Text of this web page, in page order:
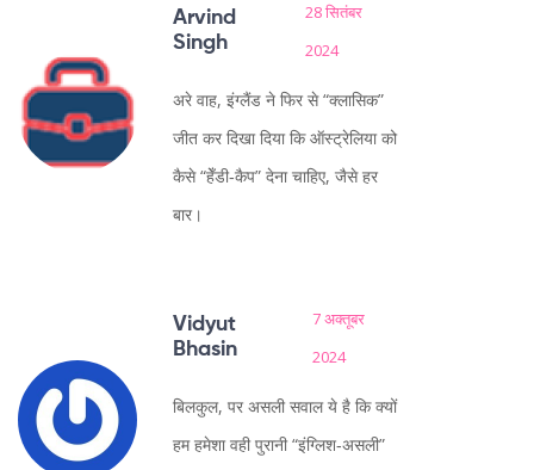
Arvind
Singh
28 सितंबर
2024
अरे वाह, इंग्लैंड ने फिर से “क्लासिक”
जीत कर दिखा दिया कि ऑस्ट्रेलिया को
कैसे “हेँडी‑कैप” देना चाहिए, जैसे हर
बार।
Vidyut
Bhasin
7 अक्तूबर
2024
बिलकुल, पर असली सवाल ये है कि क्यों
हम हमेशा वही पुरानी “इंग्लिश‑असली”